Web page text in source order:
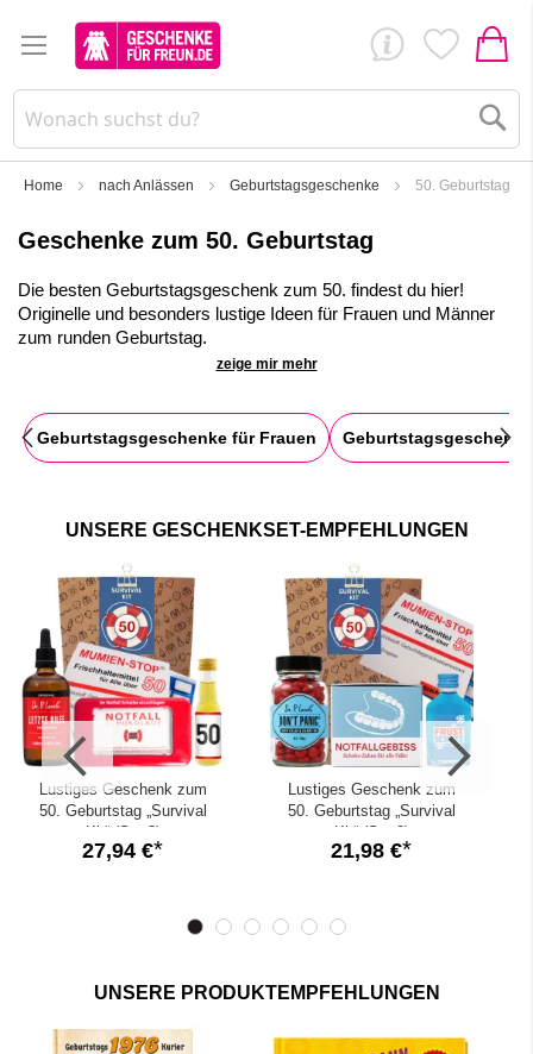
Home nach Anlässen Geburtstagsgeschenke 50. Geburtstag
Geschenke zum 50. Geburtstag
Die besten Geburtstagsgeschenk zum 50. findest du hier!
Originelle und besonders lustige Ideen für Frauen und Männer
zum runden Geburtstag.
Viele witzige Geschenkideen speziell für den 50. Geburtstag
Riesige Auswahl an außergewöhnlichen
Glückwunschgeschenken
Liebevoll verpackter Direktversand mit persönlicher
Erstelle dein individuelles, personalisiertes
zeige mir mehr
Geburtstagsgeschenke für Frauen
UNSERE GESCHENKSET-EMPFEHLUNGEN
Lustiges Geschenk zum
50. Geburtstag „Survival
Kit“ (Set 3)
27,94 €
Lustiges Geschenk zum
50. Geburtstag „Survival
Kit“ (Set 2)
21,98 €
UNSERE PRODUKTEMPFEHLUNGEN